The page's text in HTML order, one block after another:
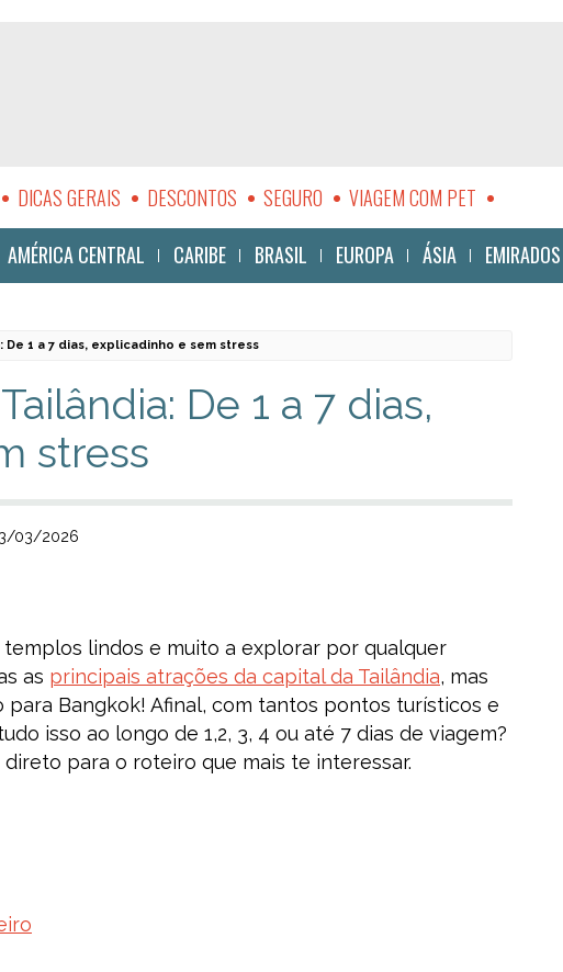
DICAS GERAIS DESCONTOS SEGURO
VIAGEM COM PET
AMÉRICA CENTRAL CARIBE BRASIL EUROPA ÁSIA
1 a 7 dias, explicadinho e sem stress
De 1 a 7 dias,
stress
03/2026
lindos e muito a explorar por qualquer
as principais atrações da capital da Tailândia, mas
Bangkok! Afinal, com tantos pontos turísticos e
isso ao longo de 1,2, 3, 4 ou até 7 dias de viagem?
para o roteiro que mais te interessar.